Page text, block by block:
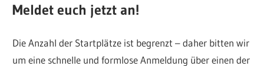
Meldet euch jetzt an!
Die Anzahl der Startplätze ist begrenzt – daher bitten wir
um eine schnelle und formlose Anmeldung über einen der